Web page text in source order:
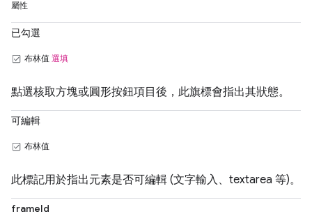
屬性
已勾選
布林值 選填
點選核取方塊或圓形按鈕項目後，此旗標會指出其狀態。
可編輯
布林值
此標記用於指出元素是否可編輯 (文字輸入、textarea 等)。
frameId